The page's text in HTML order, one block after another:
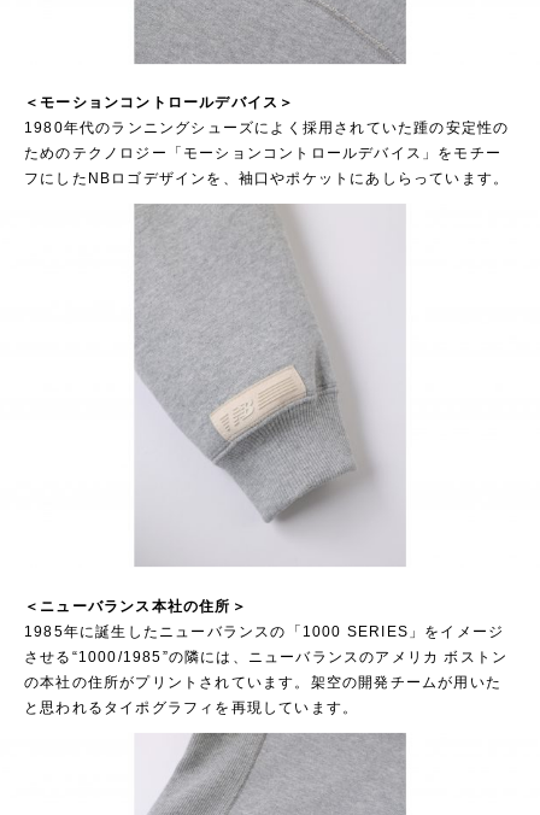
＜モーションコントロールデバイス＞
1980年代のランニングシューズによく採用されていた踵の安定性の
ためのテクノロジー「モーションコントロールデバイス」をモチー
フにしたNBロゴデザインを、袖口やポケットにあしらっています。
＜ニューバランス本社の住所＞
1985年に誕生したニューバランスの「1000 SERIES」をイメージ
させる“1000/1985”の隣には、ニューバランスのアメリカ ボストン
の本社の住所がプリントされています。架空の開発チームが用いた
と思われるタイポグラフィを再現しています。